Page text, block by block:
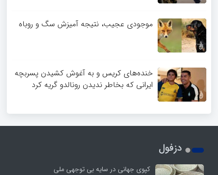
موجودی عجیب، نتیجه آمیزش سگ و روباه
خنده‌های کریس و به آغوش کشیدن پسربچه
ایرانی که بخاطر ندیدن رونالدو گریه کرد
دزفول
کپوی جهانی در سایه بی توجهی ملی